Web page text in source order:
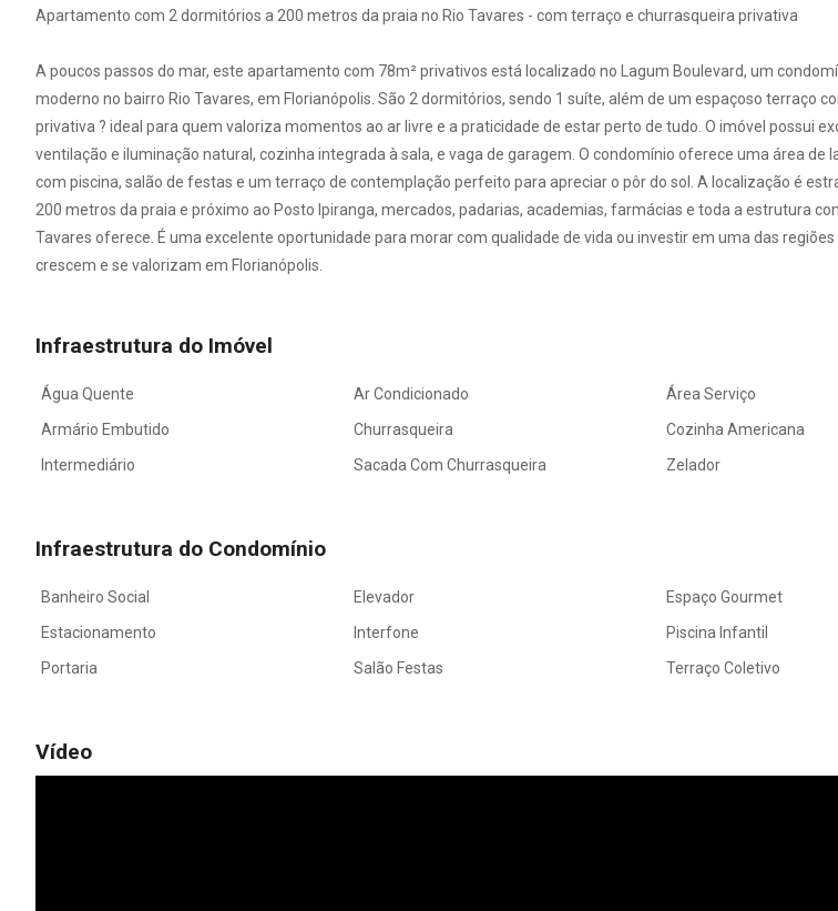
Apartamento com 2 dormitórios a 200 metros da praia no Rio Tavares - com terraço e churrasqueira privativa
A poucos passos do mar, este apartamento com 78m² privativos está localizado no Lagum Boulevard, um
moderno no bairro Rio Tavares, em Florianópolis. São 2 dormitórios, sendo 1 suíte, além de um espaçoso terraço
privativa ? ideal para quem valoriza momentos ao ar livre e a praticidade de estar perto de tudo. O imóvel possui
ventilação e iluminação natural, cozinha integrada à sala, e vaga de garagem. O condomínio oferece uma área de
com piscina, salão de festas e um terraço de contemplação perfeito para apreciar o pôr do sol. A localização é
200 metros da praia e próximo ao Posto Ipiranga, mercados, padarias, academias, farmácias e toda a estrutura
Tavares oferece. É uma excelente oportunidade para morar com qualidade de vida ou investir em uma das regiões
crescem e se valorizam em Florianópolis.
Infraestrutura do Imóvel
Água Quente Ar Condicionado
Área Serviço
Armário Embutido
Churrasqueira
Cozinha Americana
Intermediário
Sacada Com Churrasqueira Zelador
Infraestrutura do Condomínio
Banheiro Social Elevador
Espaço Gourmet
Estacionamento
Interfone
Piscina Infantil
Portaria
Salão Festas Terraço Coletivo
Vídeo